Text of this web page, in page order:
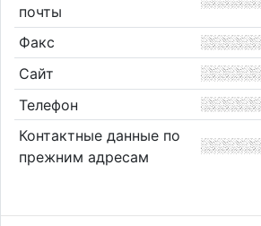
почты
Факс
Сайт
Телефон
Контактные данные по
прежним адресам